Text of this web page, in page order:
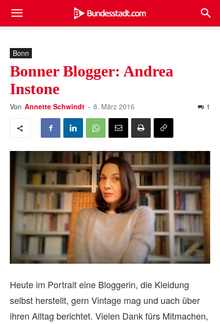
Bonn
Bonner Blogger: Andrea
Instone
Von Annette Schwindt - 8. März 2016 1
Heute im Portrait eine Bloggerin, die Kleidung
selbst herstellt, gern Vintage mag und uach über
ihren Alltag berichtet. Vielen Dank fürs Mitmachen,